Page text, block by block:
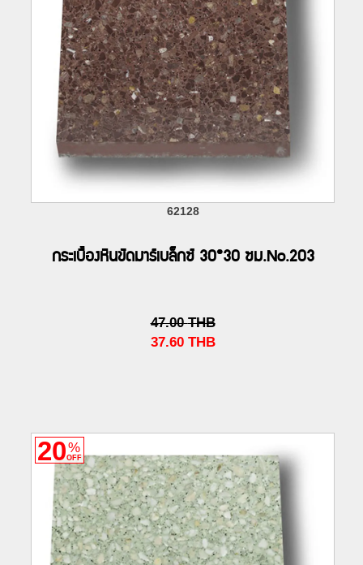
62128
กระเบื้องหินขัดมาร์เบล็กซ์ 30*30 ซม.No.203
47.00 THB
37.60 THB
20%
OFF